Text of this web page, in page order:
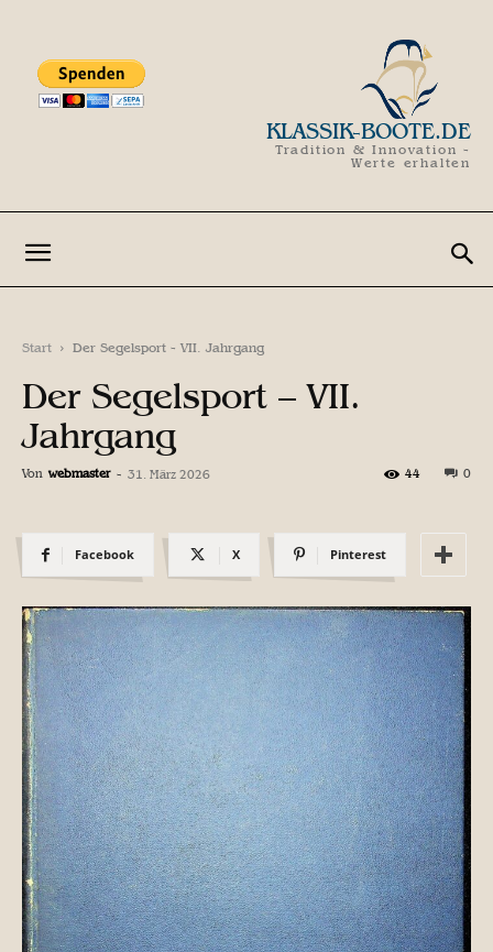
KLASSIK-BOOTE.DE
Tradition & Innovation -
Werte erhalten
Start Der Segelsport - VII. Jahrgang
Der Segelsport – VII.
Jahrgang
Von webmaster - 31. März 2026 0
44
Facebook X Pinterest